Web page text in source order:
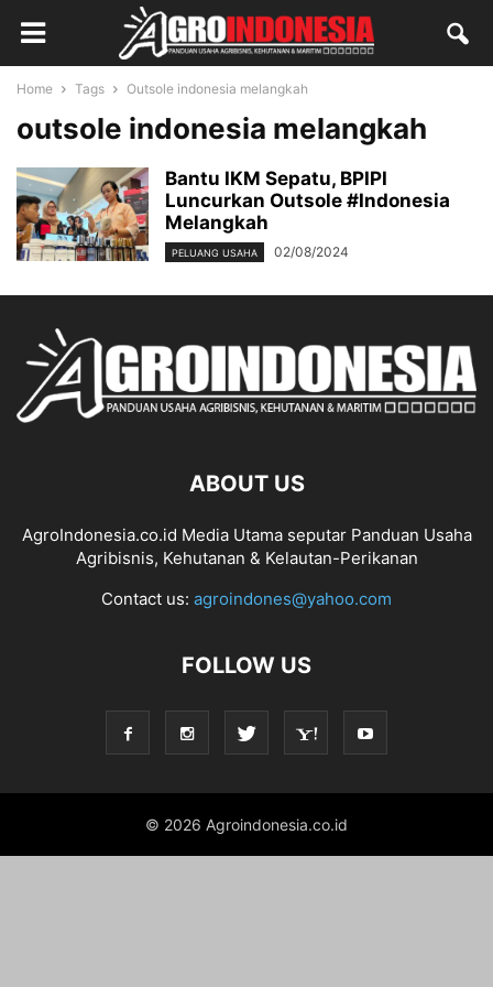
Home Tags Outsole indonesia melangkah
outsole indonesia melangkah
Bantu IKM Sepatu, BPIPI
Luncurkan Outsole #Indonesia
Melangkah
PELUANG USAHA 02/08/2024
ABOUT US
AgroIndonesia.co.id Media Utama seputar Panduan Usaha
Agribisnis, Kehutanan & Kelautan-Perikanan
Contact us: agroindones@yahoo.com
FOLLOW US
© 2026 Agroindonesia.co.id